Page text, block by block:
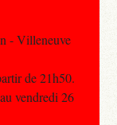
- Villeneuve
de 21h50.
vendredi 26